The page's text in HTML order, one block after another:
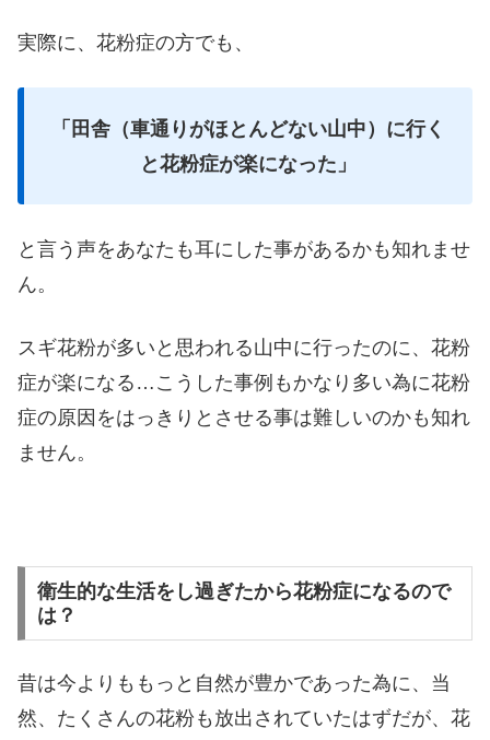
実際に、花粉症の方でも、
「田舎（車通りがほとんどない山中）に行く
と花粉症が楽になった」
と言う声をあなたも耳にした事があるかも知れませ
ん。
スギ花粉が多いと思われる山中に行ったのに、花粉
症が楽になる…こうした事例もかなり多い為に花粉
症の原因をはっきりとさせる事は難しいのかも知れ
ません。
衛生的な生活をし過ぎたから花粉症になるので
は？
昔は今よりももっと自然が豊かであった為に、当
然、たくさんの花粉も放出されていたはずだが、花